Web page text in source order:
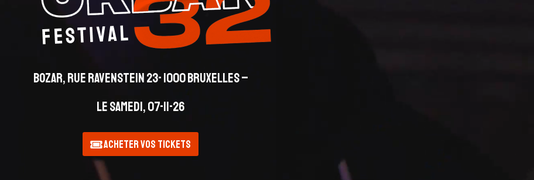
BOZAR, RUE RAVENSTEIN 23- 1000 BRUXELLES –
LE SAMEDI, 07-11-26
Acheter vos tickets